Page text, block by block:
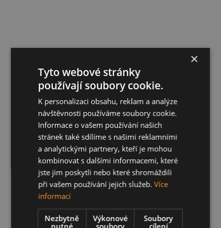
×
Tyto webové stránky
používají soubory cookie.
K personalizaci obsahu, reklam a analýze
návštěvnosti používáme soubory cookie.
Informace o vašem používání našich
stránek také sdílíme s našimi reklamními
a analytickými partnery, kteří je mohou
kombinovat s dalšími informacemi, které
jste jim poskytli nebo které shromáždili
při vašem používání jejich služeb.Více
informací
Nezbytně
nutné
Výkonové
soubory
Soubory
cílení